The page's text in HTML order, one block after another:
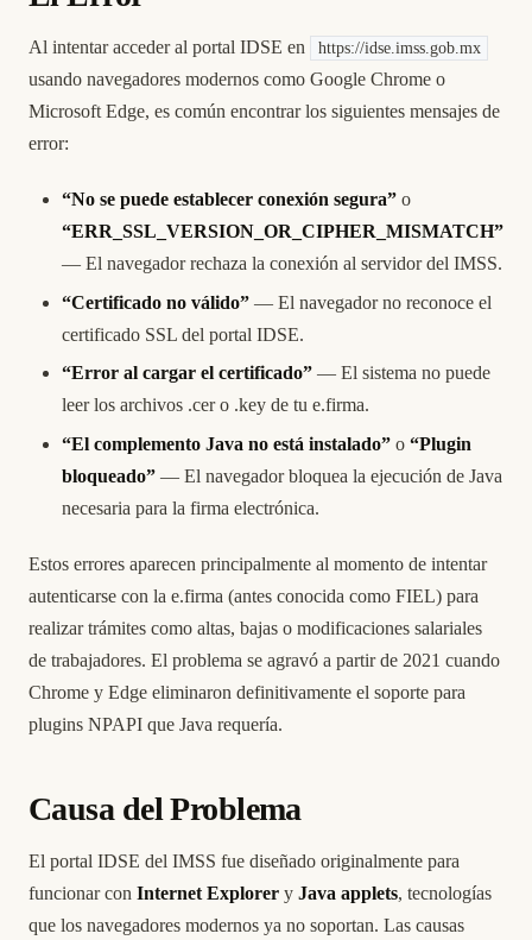
Al intentar acceder al portal IDSE en https://idse.imss.gob.mx
usando navegadores modernos como Google Chrome o
Microsoft Edge, es común encontrar los siguientes mensajes de
error:
“No se puede establecer conexión segura” o
“ERR_SSL_VERSION_OR_CIPHER_MISMATCH”
— El navegador rechaza la conexión al servidor del IMSS.
“Certificado no válido” — El navegador no reconoce el
certificado SSL del portal IDSE.
“Error al cargar el certificado” — El sistema no puede
leer los archivos .cer o .key de tu e.firma.
“El complemento Java no está instalado” o “Plugin
bloqueado” — El navegador bloquea la ejecución de Java
necesaria para la firma electrónica.
Estos errores aparecen principalmente al momento de intentar
autenticarse con la e.firma (antes conocida como FIEL) para
realizar trámites como altas, bajas o modificaciones salariales
de trabajadores. El problema se agravó a partir de 2021 cuando
Chrome y Edge eliminaron definitivamente el soporte para
plugins NPAPI que Java requería.
Causa del Problema
El portal IDSE del IMSS fue diseñado originalmente para
funcionar con Internet Explorer y Java applets, tecnologías
que los navegadores modernos ya no soportan. Las causas